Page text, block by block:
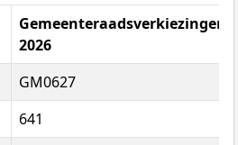
Gemeenteraadsverkiezingen
2026
GM0627
641